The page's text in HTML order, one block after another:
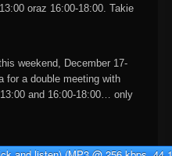
oraz 16:00-18:00. Takie
weekend, December 17-
for a double meeting with
and 16:00-18:00… only